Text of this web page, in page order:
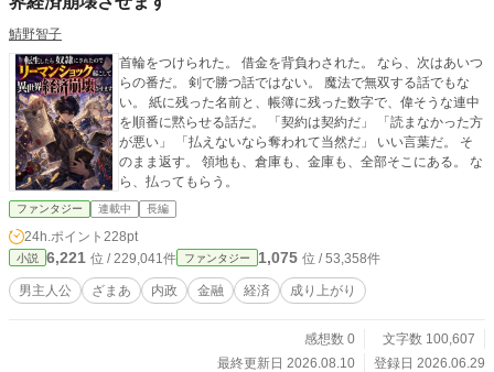
鯖野智子
首輪をつけられた。 借金を背負わされた。 なら、次はあいつ
らの番だ。 剣で勝つ話ではない。 魔法で無双する話でもな
い。 紙に残った名前と、帳簿に残った数字で、偉そうな連中
を順番に黙らせる話だ。 「契約は契約だ」 「読まなかった方
が悪い」 「払えないなら奪われて当然だ」 いい言葉だ。 そ
のまま返す。 領地も、倉庫も、金庫も、全部そこにある。 な
ら、払ってもらう。
ファンタジー 連載中 長編
24h.ポイント 228pt
小説 6,221 位 / 229,041件 ファンタジー 1,075 位 / 53,358件
男主人公 ざまあ 内政 金融 経済 成り上がり
感想数 0
文字数 100,607
最終更新日 2026.08.10
登録日 2026.06.29